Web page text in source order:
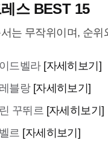
스 BEST 15
는 무작위이며, 순위
드벨라[자세히보기]
블랑 [자세히보기]
꾸뛰르 [자세히보기]
르 [자세히보기]